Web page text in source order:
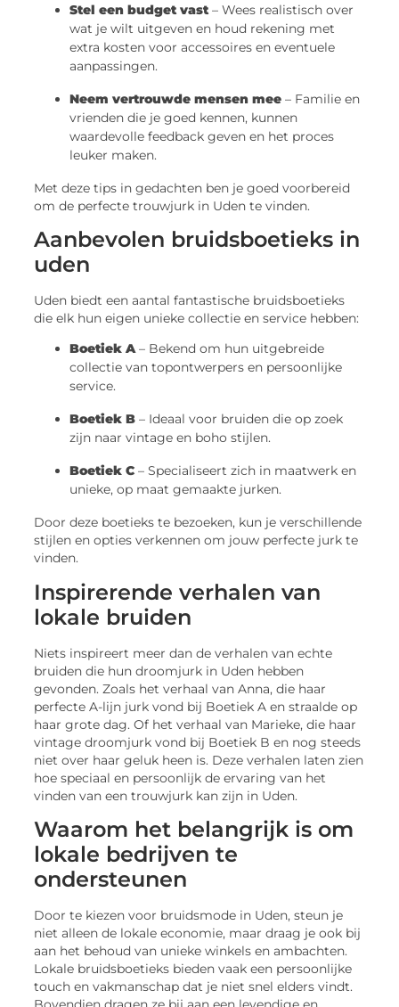
Stel een budget vast– Wees realistisch over
wat je wilt uitgeven en houd rekening met
extra kosten voor accessoires en eventuele
aanpassingen.
Neem vertrouwde mensen mee – Familie en
vrienden die je goed kennen, kunnen
waardevolle feedback geven en het proces
leuker maken.
Met deze tips in gedachten ben je goed voorbereid
om de perfecte trouwjurk in Uden te vinden.
Aanbevolen bruidsboetieks in
uden
Uden biedt een aantal fantastische bruidsboetieks
die elk hun eigen unieke collectie en service hebben:
Boetiek A– Bekend om hun uitgebreide
collectie van topontwerpers en persoonlijke
service.
Boetiek B – Ideaal voor bruiden die op zoek
zijn naar vintage en boho stijlen.
Boetiek C – Specialiseert zich in maatwerk en
unieke, op maat gemaakte jurken.
Door deze boetieks te bezoeken, kun je verschillende
stijlen en opties verkennen om jouw perfecte jurk te
vinden.
Inspirerende verhalen van
lokale bruiden
Niets inspireert meer dan de verhalen van echte
bruiden die hun droomjurk in Uden hebben
gevonden. Zoals het verhaal van Anna, die haar
perfecte A-lijn jurk vond bij Boetiek A en straalde op
haar grote dag. Of het verhaal van Marieke, die haar
vintage droomjurk vond bij Boetiek B en nog steeds
niet over haar geluk heen is. Deze verhalen laten zien
hoe speciaal en persoonlijk de ervaring van het
vinden van een trouwjurk kan zijn in Uden.
Waarom het belangrijk is om
lokale bedrijven te
ondersteunen
Door te kiezen voor bruidsmode in Uden, steun je
niet alleen de lokale economie, maar draag je ook bij
aan het behoud van unieke winkels en ambachten.
Lokale bruidsboetieks bieden vaak een persoonlijke
touch en vakmanschap dat je niet snel elders vindt.